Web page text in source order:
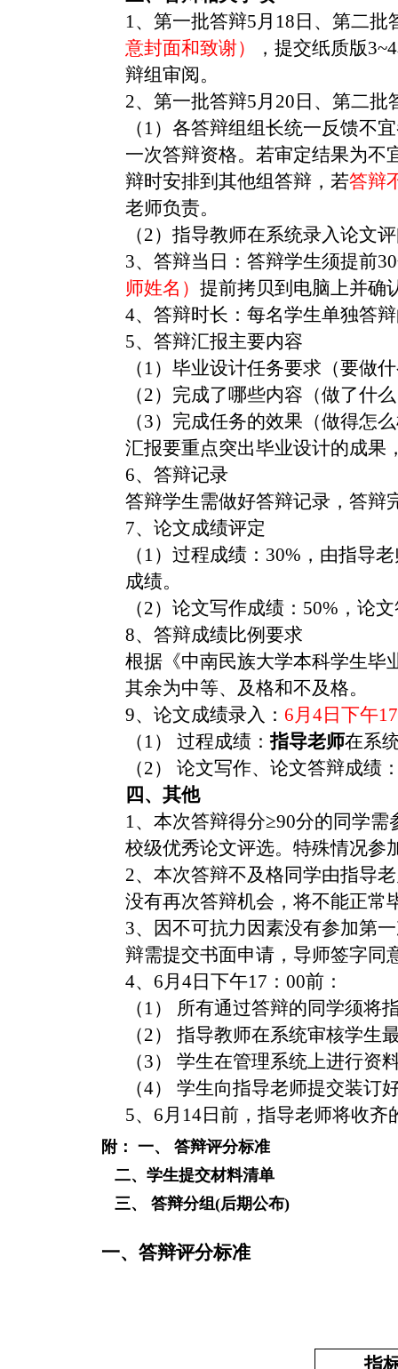
1、第一批答辩5月18日、第二
意封面和致谢）
，提交纸质版
辩组审阅。
2、第一批答辩5月20日、第二批
（1）各答辩组组长统一反馈不
一次答辩资格。若审定结果为不
辩时安排到其他组答辩，若答辩
老师负责。
（2） 指导教师在系统录入论文
3、答辩当日：答辩学生须提前
师姓名） 提前拷贝到电脑上并确
4、答辩时长：每名学生单独答
5、答辩汇报主要内容
（1）毕业设计任务要求（要做
（2）完成了哪些内容（做了什
（3）完成任务的效果（做得怎
汇报要重点突出毕业设计的成果
6、答辩记录
答辩学生需做好答辩记录，答辩
7、论文成绩评定
（1）过程成绩：30%，由指导
成绩。
（2）论文写作成绩：50%，论
8、答辩成绩比例要求
根据《中南民族大学本科学生毕
其余为中等、及格和不及格。
9、论文成绩录入： 6月4日下午
（1） 过程成绩：指导老师在系
（2） 论文写作、论文答辩成绩
四、其他
1、本次答辩得分≥90分的同学
校级优秀论文评选。特殊情况参
2、本次答辩不及格同学由指导
没有再次答辩机会，将不能正常
3、因不可抗力因素没有参加第
辩需提交书面申请，导师签字同
4、6月4日下午17：00前：
（1） 所有通过答辩的同学须
（2） 指导教师在系统审核学生
（3） 学生在管理系统上进行资
（4） 学生向指导老师提交装
5、6月14日前，指导老师将收
附： 一、 答辩评分标准
二、学生提交材料清单
三、 答辩分组(后期公布)
一、答辩评分标准
指